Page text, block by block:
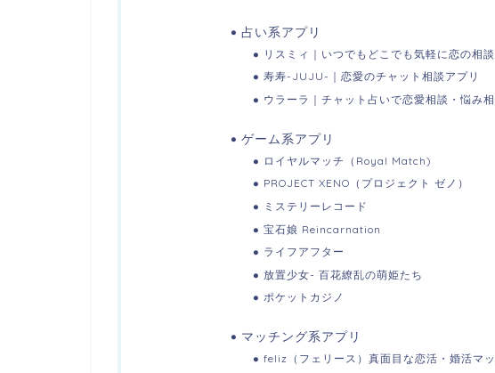
占い系アプリ
リスミィ｜いつでもどこでも気軽に恋の相
寿寿-JUJU-｜恋愛のチャット相談アプリ
ウラーラ｜チャット占いで恋愛相談・悩み
ゲーム系アプリ
ロイヤルマッチ（Royal Match)
PROJECT XENO（プロジェクト ゼノ）
ミステリーレコード
宝石娘 Reincarnation
ライフアフター
放置少女- 百花繚乱の萌姫たち
ポケットカジノ
マッチング系アプリ
feliz（フェリース）真面目な恋活・婚活マ